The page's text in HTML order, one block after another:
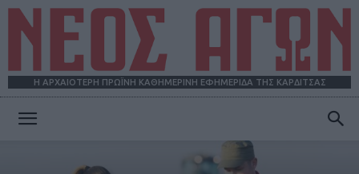
Η ΑΡΧΑΙΟΤΕΡΗ ΠΡΩΪΝΗ ΚΑΘΗΜΕΡΙΝΗ ΕΦΗΜΕΡΙΔΑ ΤΗΣ ΚΑΡΔΙΤΣΑΣ